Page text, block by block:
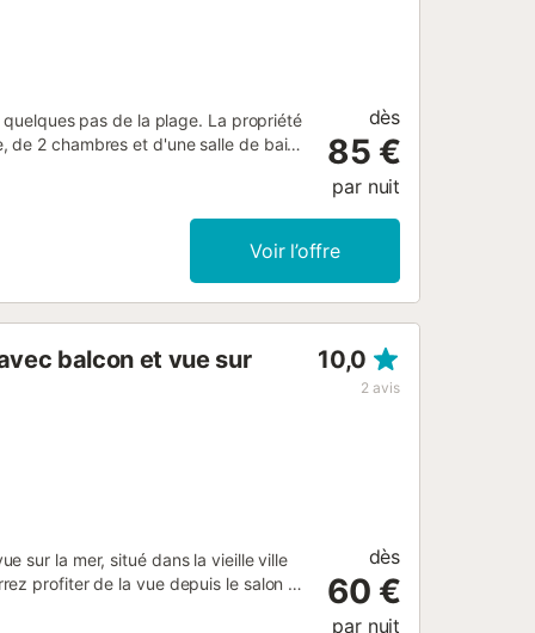
pas de la plage. La propriété
de 2 chambres et d'une salle de bains
L'appartement de vacances
le soir. Les transports publics sont
Cette propriété est équipée d'un
dès
85 €
par nuit
Voir l’offre
balcon et vue sur
10,0
2 avis
sur la mer, situé dans la vieille ville
profiter de la vue depuis le salon et
dès
60 €
par nuit